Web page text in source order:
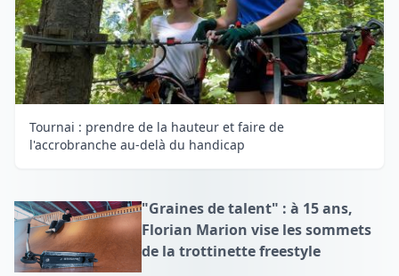
Tournai : prendre de la hauteur et faire de
l'accrobranche au-delà du handicap
"Graines de talent" : à 15 ans,
Florian Marion vise les sommets
de la trottinette freestyle